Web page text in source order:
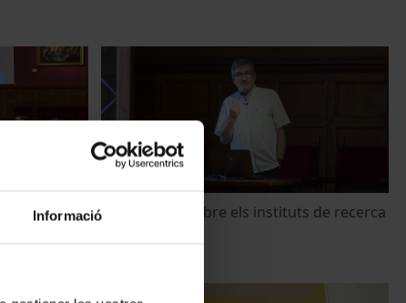
Informació
a
Presentació sobre els instituts de recerca